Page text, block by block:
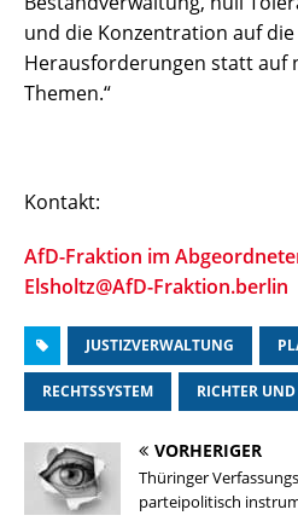
und die Konzentration auf
Herausforderungen statt auf
Themen.“
Kontakt:
AfD-Fraktion im
Elsholtz@AfD-Fraktion.berlin
JUSTIZVERWALTUNG
RECHTSSYSTEM RICHTER
VORHERIGER
Thüringer
parteipolitisch